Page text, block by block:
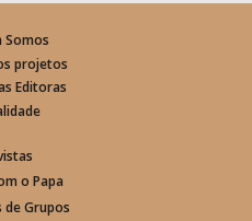
Somos
projetos
Editoras
o Papa
de Grupos